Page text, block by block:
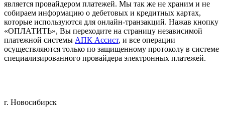
является провайдером платежей. Мы так же не храним и не
собираем информацию о дебетовых и кредитных картах,
которые используются для онлайн-транзакций. Нажав кнопку
«ОПЛАТИТЬ», Вы переходите на страницу независимой
платежной системы АПК Ассист, и все операции
осуществляются только по защищенному протоколу в системе
специализированного провайдера электронных платежей.
г. Новосибирск